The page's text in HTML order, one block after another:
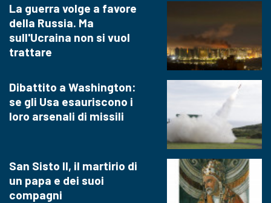
La guerra volge a favore
della Russia. Ma
sull'Ucraina non si vuol
trattare
Dibattito a Washington:
se gli Usa esauriscono i
loro arsenali di missili
San Sisto II, il martirio di
un papa e dei suoi
compagni